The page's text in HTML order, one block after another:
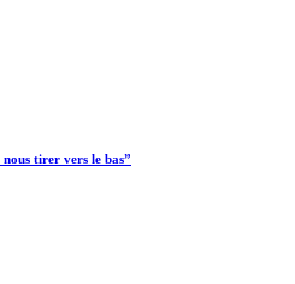
tirer vers le bas”